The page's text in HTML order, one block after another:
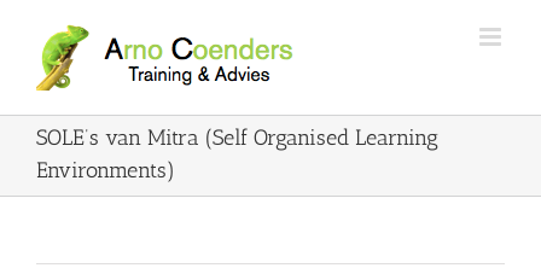
SOLE’s van Mitra (Self Organised Learning
Environments)